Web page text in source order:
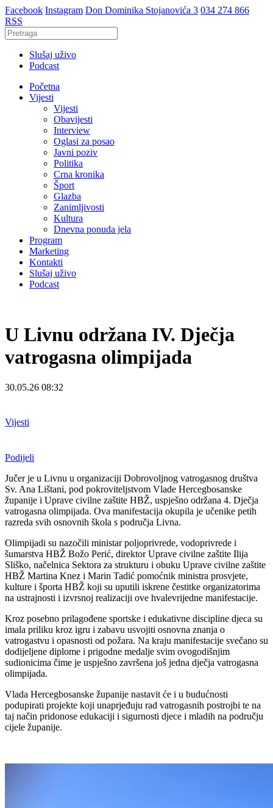
Facebook Instagram Don Dominika Stojanovića 3 034 274 866
RSS
Slušaj uživo
Podcast
Početna
Vijesti
Vijesti
Obavijesti
Interview
Oglasi za posao
Javni poziv
Politika
Crna kronika
Šport
Glazba
Zanimljivosti
Kultura
Dnevna ponuda jela
Program
Marketing
Kontakti
Slušaj uživo
Podcast
U Livnu održana IV. Dječja
vatrogasna olimpijada
30.05.26 08:32
Vijesti
Podijeli
Jučer je u Livnu u organizaciji Dobrovoljnog vatrogasnog društva
Sv. Ana Lištani, pod pokroviteljstvom Vlade Hercegbosanske
županije i Uprave civilne zaštite HBŽ, uspješno održana 4. Dječja
vatrogasna olimpijada. Ova manifestacija okupila je učenike petih
razreda svih osnovnih škola s područja Livna.
Olimpijadi su nazočili ministar poljoprivrede, vodoprivrede i
šumarstva HBŽ Božo Perić, direktor Uprave civilne zaštite Ilija
Sliško, načelnica Sektora za strukturu i obuku Uprave civilne zaštite
HBŽ Martina Knez i Marin Tadić pomoćnik ministra prosvjete,
kulture i športa HBŽ koji su uputili iskrene čestitke organizatorima
na ustrajnosti i izvrsnoj realizaciji ove hvalevrijedne manifestacije.
Kroz posebno prilagođene sportske i edukativne discipline djeca su
imala priliku kroz igru i zabavu usvojiti osnovna znanja o
vatrogastvu i opasnosti od požara. Na kraju manifestacije svečano su
dodijeljene diplome i prigodne medalje svim ovogodišnjim
sudionicima čime je uspješno završena još jedna dječja vatrogasna
olimpijada.
Vlada Hercegbosanske županije nastavit će i u budućnosti
podupirati projekte koji unaprjeđuju rad vatrogasnih postrojbi te na
taj način pridonose edukaciji i sigurnosti djece i mladih na području
cijele županije.